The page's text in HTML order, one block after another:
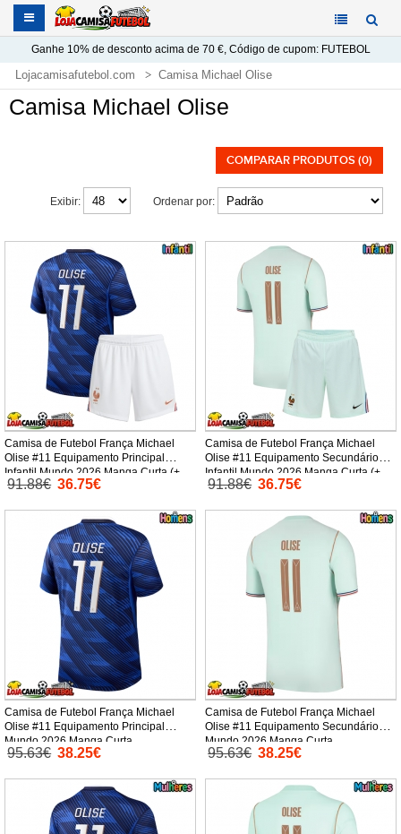
Ganhe 10%de desconto acima de 70 €, Código de cupom: FUTEBOL
Lojacamisafutebol.com Camisa Michael Olise
Camisa Michael Olise
COMPARAR PRODUTOS (0)
Ordenar por:
Exibir:
Camisa de Futebol França Michael
Olise #11 Equipamento Principal
Infantil Mundo 2026 Manga Curta (+
Calças curtas)
91.88€ 36.75€
Camisa de Futebol França Michael
Olise #11 Equipamento Secundário
Infantil Mundo 2026 Manga Curta (+
Calças curtas)
91.88€ 36.75€
Camisa de Futebol França Michael
Olise #11 Equipamento Principal
Mundo 2026 Manga Curta
95.63€ 38.25€
Camisa de Futebol França Michael
Olise #11 Equipamento Secundário
Mundo 2026 Manga Curta
95.63€ 38.25€